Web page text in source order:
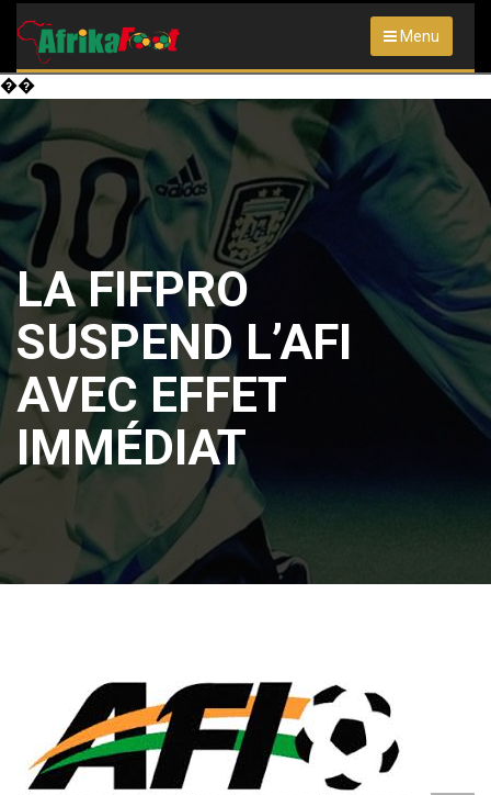
Menu
��
LA FIFPRO
SUSPEND L’AFI
AVEC EFFET
IMMÉDIAT